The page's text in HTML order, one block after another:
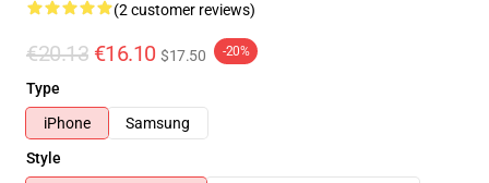
(2 customer reviews)
€20.13 €16.10 $17.50 -20%
Type
iPhone
Samsung
Style